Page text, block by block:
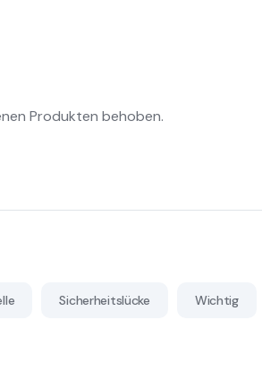
Produkten behoben.
Sicherheitslücke Wichtig